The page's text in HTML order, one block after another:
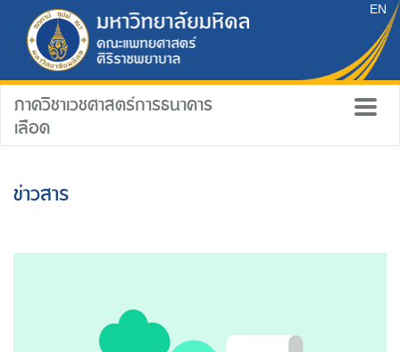
EN
ภาควิชาเวชศาสตร์การธนาคาร
เลือด
ข่าวสาร